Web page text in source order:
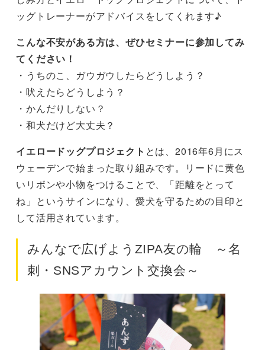
ッグトレーナーがアドバイスをしてくれます♪
こんな不安がある方は、ぜひセミナーに参加してみ
てください！
・うちのこ、ガウガウしたらどうしよう？
・吠えたらどうしよう？
・かんだりしない？
・和犬だけど大丈夫？
イエロードッグプロジェクト とは、2016年6月にス
ウェーデンで始まった取り組みです。リードに黄色
いリボンや小物をつけることで、「距離をとって
ね」というサインになり、愛犬を守るための目印と
して活用されています。
みんなで広げようZIPA友の輪 ～名
刺・SNSアカウント交換会～